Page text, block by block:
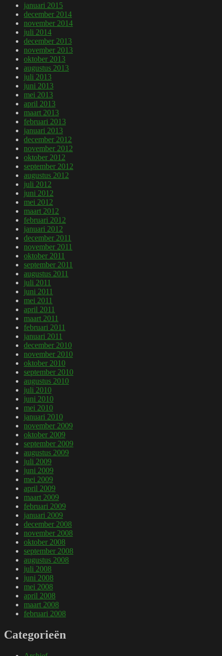
januari 2015
december 2014
november 2014
juli 2014
december 2013
november 2013
oktober 2013
augustus 2013
juli 2013
juni 2013
mei 2013
april 2013
maart 2013
februari 2013
januari 2013
december 2012
november 2012
oktober 2012
september 2012
augustus 2012
juli 2012
juni 2012
mei 2012
maart 2012
februari 2012
januari 2012
december 2011
november 2011
oktober 2011
september 2011
augustus 2011
juli 2011
juni 2011
mei 2011
april 2011
maart 2011
februari 2011
januari 2011
december 2010
november 2010
oktober 2010
september 2010
augustus 2010
juli 2010
juni 2010
mei 2010
januari 2010
november 2009
oktober 2009
september 2009
augustus 2009
juli 2009
juni 2009
mei 2009
april 2009
maart 2009
februari 2009
januari 2009
december 2008
november 2008
oktober 2008
september 2008
augustus 2008
juli 2008
juni 2008
mei 2008
april 2008
maart 2008
februari 2008
Categorieën